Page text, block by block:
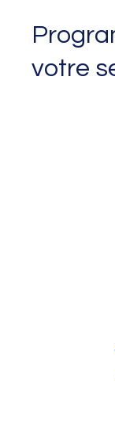
votre